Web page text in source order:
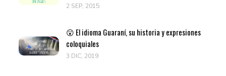
2 SEP, 2015
😮 El idioma Guaraní, su historia y expresiones
coloquiales
3 DIC, 2019